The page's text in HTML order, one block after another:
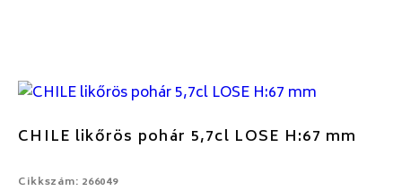
CHILE likőrös pohár 5,7cl LOSE H:67 mm
Cikkszám: 266049